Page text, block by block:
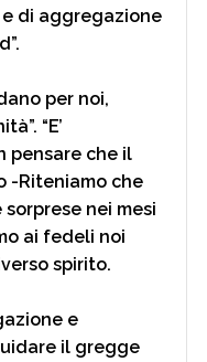
di aggregazione
per noi,
“E’
pensare che il
-Riteniamo che
nei mesi
ai fedeli noi
spirito.
e
il gregge